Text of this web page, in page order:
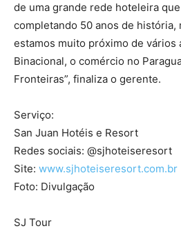
de uma grande rede hoteleira
completando 50 anos de história,
estamos muito próximo de vários
Binacional, o comércio no
Fronteiras”, finaliza o gerente.
Serviço:
San Juan Hotéis e Resort
Redes sociais: @sjhoteiseresort
Site: www.sjhoteiseresort.com.br
Foto: Divulgação
SJ Tour